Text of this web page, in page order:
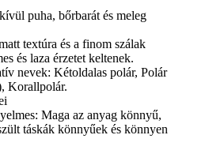
puha, bőrbarát és meleg
textúra és a finom szálak
és laza érzetet keltenek.
nevek: Kétoldalas polár, Polár
Korallpolár.
Maga az anyag könnyű,
táskák könnyűek és könnyen